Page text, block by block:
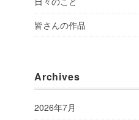
皆さんの作品
Archives
2026年7月